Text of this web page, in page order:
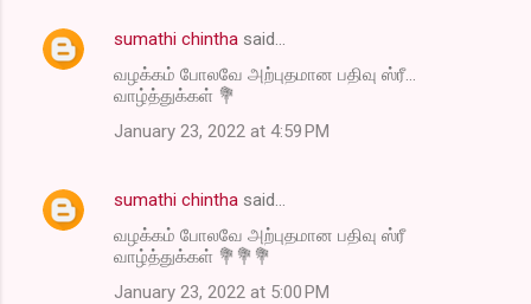
C
n
sumathi chintha said…
வழக்கம் போலவே அற்புதமான பதிவு ஸ்ரீ...
வாழ்த்துக்கள் 💐
January 23, 2022 at 4:59 PM
sumathi chintha said…
வழக்கம் போலவே அற்புதமான பதிவு ஸ்ரீ
வாழ்த்துக்கள் 💐💐💐
January 23, 2022 at 5:00 PM